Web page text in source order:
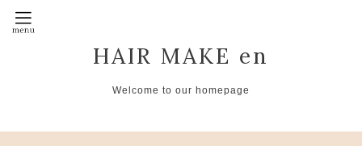
HAIR MAKE en
Welcome to our homepage